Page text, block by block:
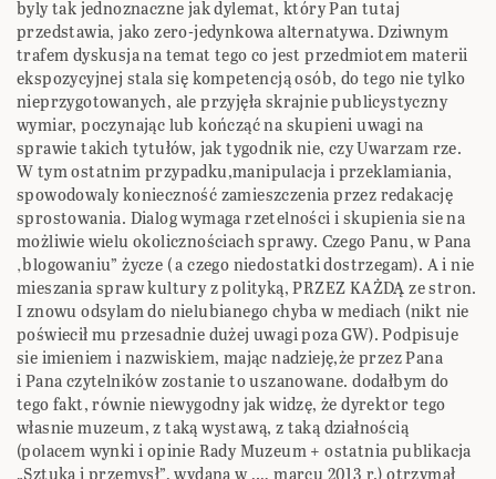
byly tak jednoznaczne jak dylemat, który Pan tutaj
przedstawia, jako zero-jedynkowa alternatywa. Dziwnym
trafem dyskusja na temat tego co jest przedmiotem materii
ekspozycyjnej stala się kompetencją osób, do tego nie tylko
nieprzygotowanych, ale przyjęła skrajnie publicystyczny
wymiar, poczynając lub kończąć na skupieni uwagi na
sprawie takich tytułów, jak tygodnik nie, czy Uwarzam rze.
W tym ostatnim przypadku,manipulacja i przeklamiania,
spowodowaly konieczność zamieszczenia przez redakację
sprostowania. Dialog wymaga rzetelności i skupienia sie na
możliwie wielu okolicznościach sprawy. Czego Panu, w Pana
‚blogowaniu” życze ( a czego niedostatki dostrzegam). A i nie
mieszania spraw kultury z polityką, PRZEZ KAŻDĄ ze stron.
I znowu odsylam do nielubianego chyba w mediach (nikt nie
poświecił mu przesadnie dużej uwagi poza GW). Podpisuje
sie imieniem i nazwiskiem, mając nadzieję,że przez Pana
i Pana czytelników zostanie to uszanowane. dodałbym do
tego fakt, równie niewygodny jak widzę, że dyrektor tego
własnie muzeum, z taką wystawą, z taką działnością
(polacem wynki i opinie Rady Muzeum + ostatnia publikacja
„Sztuka i przemysł”, wydaną w ,… marcu 2013 r.) otrzymał